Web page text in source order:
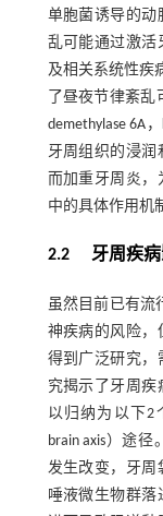
单胞菌诱导的动
乱可能通过激活
及相关系统性疾
了昼夜节律紊
demethylase 6A
牙周组织的浸润
而加重牙周炎
中的具体作用机
2.2 牙周疾病
虽然目前已有流
神疾病的风险，
得到广泛研究，
究揭示了牙周疾
以归纳为以下
brain axis）途
发生改变，牙周
唾液微生物群落